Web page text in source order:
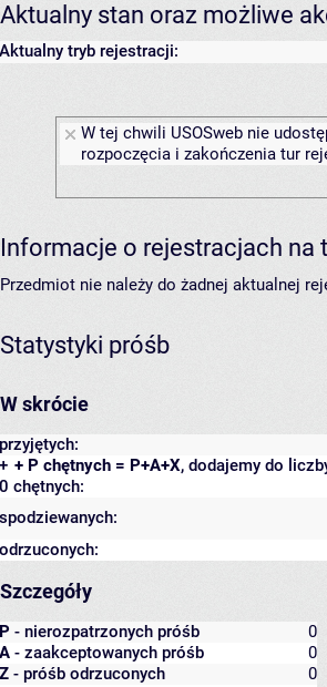
Aktualny stan oraz możliwe
Aktualny tryb rejestracji:
W tej chwili USOSweb nie
rozpoczęcia i zakończenia tur
Informacje o rejestracjach na
Przedmiot nie należy do żadnej aktualnej
Statystyki próśb
W skrócie
przyjętych:
+ P chętnych = P+A+X, dodajemy do
+
0 chętnych:
spodziewanych:
odrzuconych:
Szczegóły
P - nierozpatrzonych próśb
0
A - zaakceptowanych próśb
0
Z - próśb odrzuconych
0